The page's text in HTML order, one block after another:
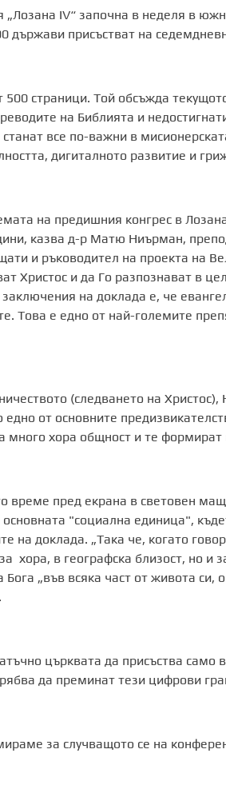
IV“ започна в неделя в
държави присъстват на
страници. Той обсъжда
на Библията и
все по-важни в
дигиталното развитие и
на предишния конгрес в
казва д-р Матю Ниърман,
и ръководител на проекта на
Христос и да Го разпознават в
на доклада е, че
Това е едно от най-големите
(следването на
едно от основните
много хора общност и те формират
време пред екрана в световен
"социална единица",
на доклада. „Така че, когато
хора, в географска близост, но и
Бога „във всяка част от живота си,
църквата да присъства само
да преминат тези цифрови
за случващото се на